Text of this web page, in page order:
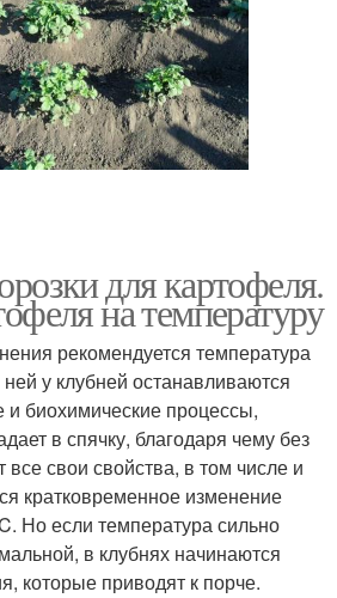
для картофеля.
на температуру
рекомендуется температура
у клубней останавливаются
и биохимические процессы,
в спячку, благодаря чему без
все свои свойства, в том числе и
кратковременное изменение
Но если температура сильно
в клубнях начинаются
которые приводят к порче.